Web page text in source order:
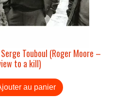
Touboul (Roger Moore –
to a kill)
au panier